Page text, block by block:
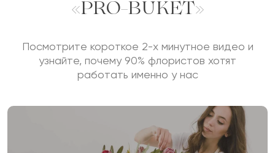
«PRO-BUKET»
Посмотрите короткое 2-х минутное видео и
узнайте, почему 90% флористов хотят
работать именно у нас